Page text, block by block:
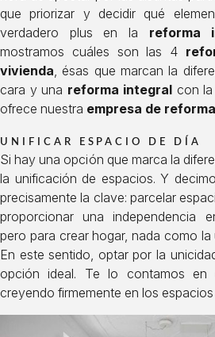
que priorizar y decidir qué
verdadero plus en la reforma
mostramos cuáles son las 4
vivienda, ésas que marcan la
cara y una reforma integral con
ofrece nuestra empresa de
UNIFICAR ESPACIO DE DÍA
Si hay una opción que marca la
la unificación de espacios. Y
precisamente la clave: parcelar
proporcionar una independencia
pero para crear hogar, nada como
En este sentido, optar por la
opción ideal. Te lo contamos en
creyendo firmemente en los